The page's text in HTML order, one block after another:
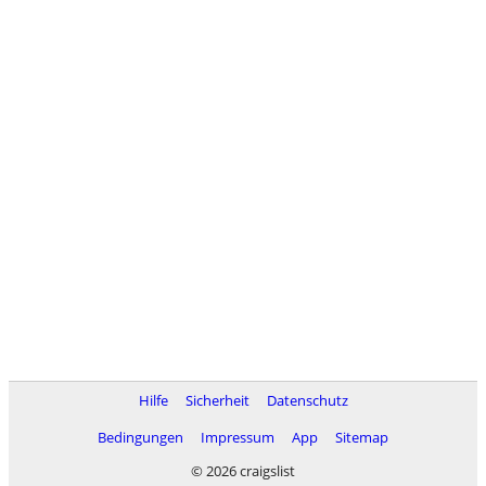
Hilfe Sicherheit
Datenschutz
Bedingungen
Impressum App
Sitemap
© 2026 craigslist